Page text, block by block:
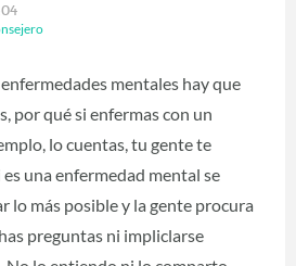
enfermedades mentales hay que
por qué si enfermas con un
lo cuentas, tu gente te
una enfermedad mental se
lo más posible y la gente procura
preguntas ni impliclarse